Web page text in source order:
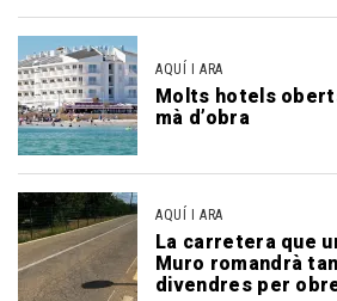
AQUÍ I ARA
Molts hotels
mà d’obra
AQUÍ I ARA
La carretera que
Muro romandrà
divendres per